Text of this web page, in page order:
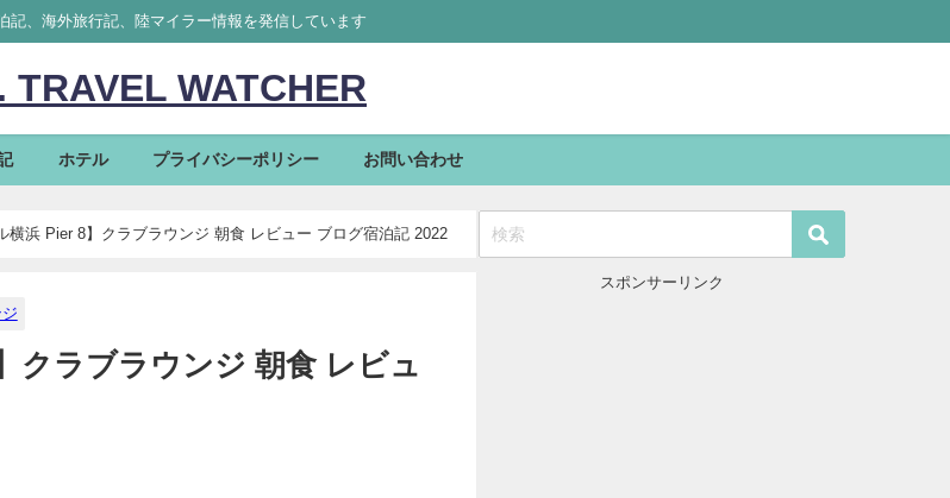
記、海外旅行記、陸マイラー情報を発信しています
TRAVEL WATCHER
ホテル プライバシーポリシー お問い合わせ
横浜 Pier 8】クラブラウンジ 朝食 レビュー ブログ宿泊記 2022
クラブラウンジ 朝食 レビュ
スポンサーリンク